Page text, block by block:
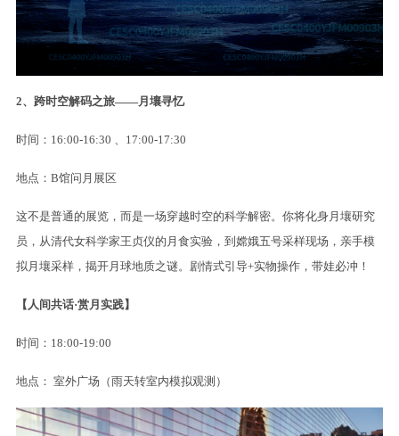
2、跨时空解码之旅——月壤寻忆
时间：16:00-16:30 、17:00-17:30
地点：B馆问月展区
这不是普通的展览，而是一场穿越时空的科学解密。你将化身月壤研究
员，从清代女科学家王贞仪的月食实验，到嫦娥五号采样现场，亲手模
拟月壤采样，揭开月球地质之谜。剧情式引导+实物操作，带娃必冲！
【人间共话·赏月实践】
时间：18:00-19:00
地点： 室外广场（雨天转室内模拟观测）